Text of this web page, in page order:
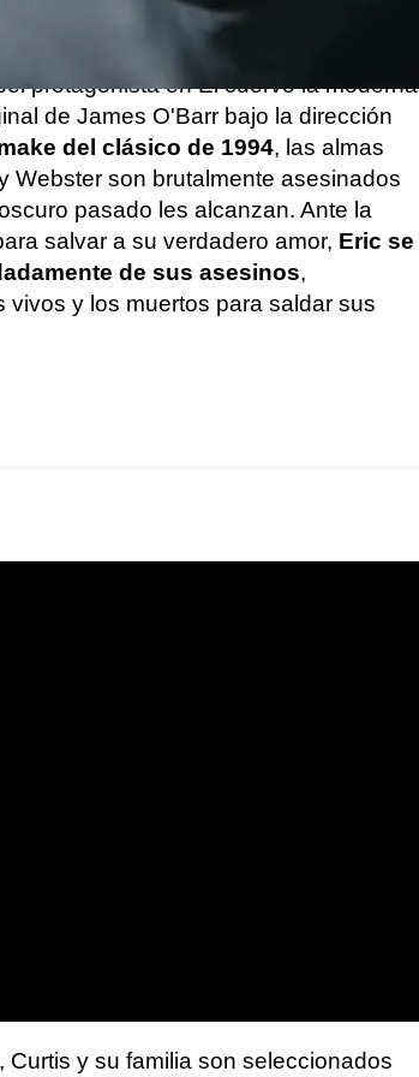
protagonista en El cuervo la moderna
de James O'Barr bajo la dirección
del clásico de 1994, las almas
Webster son brutalmente asesinados
pasado les alcanzan. Ante la
salvar a su verdadero amor, Eric se
de sus asesinos,
y los muertos para saldar sus
Curtis y su familia son seleccionados